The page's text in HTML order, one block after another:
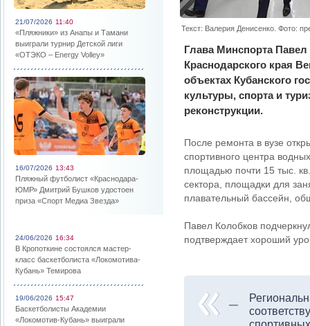
21/07/2026 11:40
«Пляжники» из Анапы и Тамани
выиграли турнир Детской лиги
«ОТЭКО – Energy Volley»
16/07/2026 13:43
Пляжный футболист «Краснодара-
ЮМР» Дмитрий Бушков удостоен
приза «Спорт Медиа Звезда»
24/06/2026 16:34
В Кропоткине состоялся мастер-
класс баскетболиста «Локомотива-
Кубань» Темирова
19/06/2026 15:47
Баскетболисты Академии
«Локомотив-Кубань» выиграли
Текст: Валерия Денисенко. Фото:
Глава Минспорта Павел
Краснодарского края
объектах Кубанского
культуры, спорта и
реконструкции.
После ремонта в вузе
спортивного центра
площадью почти 15 тыс.
сектора, площадки для
плавательный бассейн,
Павел Колобков
подтверждает хороший